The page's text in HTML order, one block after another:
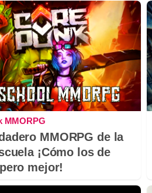
MMORPG
MMORPG de la
¡Cómo los de
mejor!